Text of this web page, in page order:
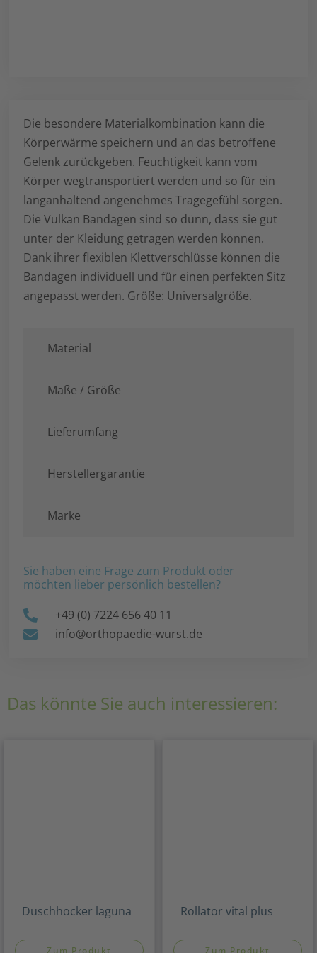
Die besondere Materialkombination kann die
Körperwärme speichern und an das betroffene
Gelenk zurückgeben. Feuchtigkeit kann vom
Körper wegtransportiert werden und so für ein
langanhaltend angenehmes Tragegefühl sorgen.
Die Vulkan Bandagen sind so dünn, dass sie gut
unter der Kleidung getragen werden können.
Dank ihrer flexiblen Klettverschlüsse können die
Bandagen individuell und für einen perfekten Sitz
angepasst werden. Größe: Universalgröße.
Material
Maße / Größe
Lieferumfang
Herstellergarantie
Marke
Sie haben eine Frage zum Produkt oder
möchten lieber persönlich bestellen?
+49 (0) 7224 656 40 11
info@orthopaedie-wurst.de
Das könnte Sie auch interessieren:
Duschhocker laguna
Zum Produkt
Rollator vital plus
Zum Produkt